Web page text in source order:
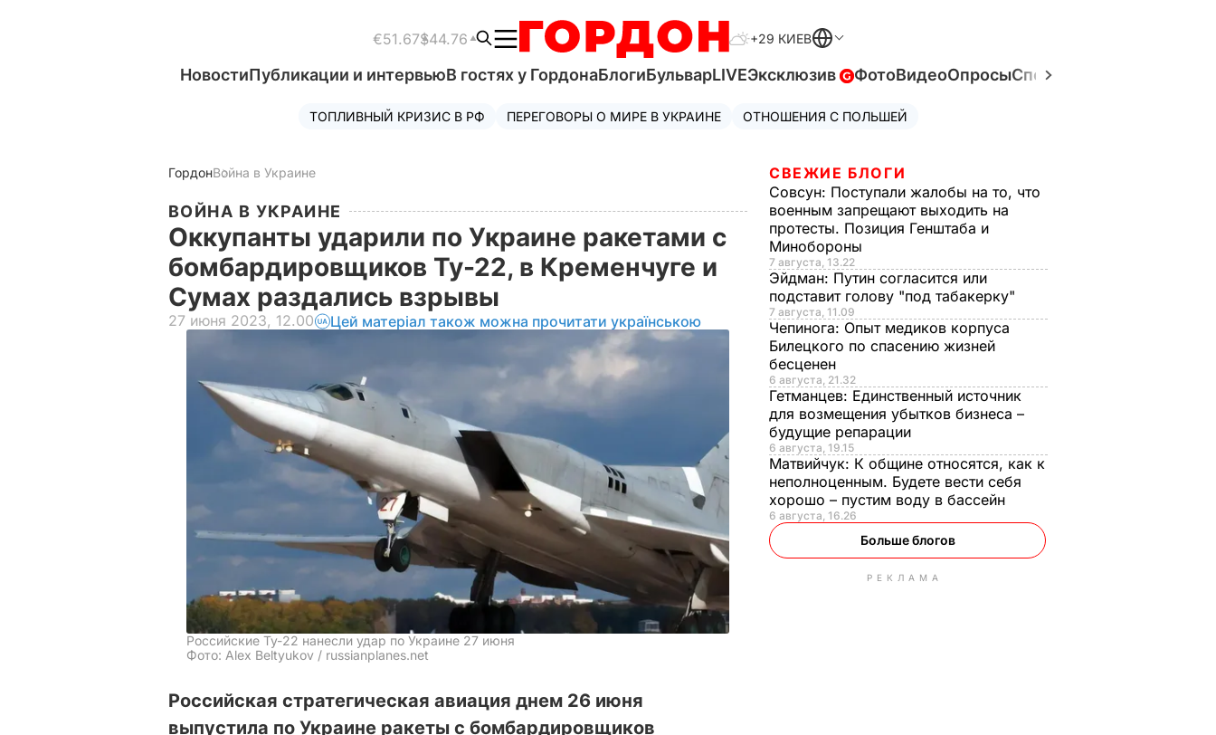
€51.67$44.76 +29 КИЕВ
НовостиПубликации и интервьюВ гостях у ГордонаБлогиБульварLIVEЭксклюзив ФотоВидеоОпросыСпецпроекты
ТОПЛИВНЫЙ КРИЗИС В РФ ПЕРЕГОВОРЫ О МИРЕ В УКРАИНЕ ОТНОШЕНИЯ С ПОЛЬШЕЙ
ГордонВойна в Украине
ВОЙНА В УКРАИНЕ
Оккупанты ударили по Украине ракетами с
бомбардировщиков Ту-22, в Кременчуге и
Сумах раздались взрывы
27 июня 2023, 12.00 Цей матеріал також можна прочитати українською
Российские Ту-22 нанесли удар по Украине 27 июня
Фото: Alex Beltyukov / russianplanes.net
Российская стратегическая авиация днем 26 июня
выпустила по Украине ракеты с бомбардировщиков
СВЕЖИЕ БЛОГИ
Совсун: Поступали жалобы на то, что
военным запрещают выходить на
протесты. Позиция Генштаба и
Минобороны
7 августа, 13.22
Эйдман: Путин согласится или
подставит голову "под табакерку"
7 августа, 11.09
Чепинога: Опыт медиков корпуса
Билецкого по спасению жизней
бесценен
6 августа, 21.32
Гетманцев: Единственный источник
для возмещения убытков бизнеса –
будущие репарации
6 августа, 19.15
Матвийчук: К общине относятся, как к
неполноценным. Будете вести себя
хорошо – пустим воду в бассейн
6 августа, 16.26
Больше блогов
РЕКЛАМА